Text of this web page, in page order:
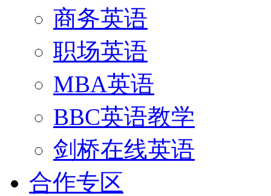
商务英语
职场英语
MBA英语
BBC英语教学
剑桥在线英语
合作专区